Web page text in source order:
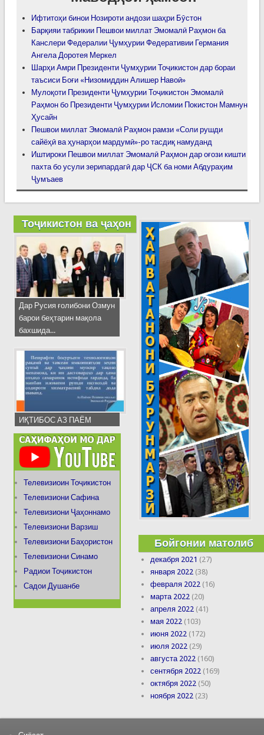
Ифтитоҳи бинои Нозироти андози шаҳри Бӯстон
Барқияи табрикии Пешвои миллат Эмомалӣ Раҳмон ба
Канслери Федералии Ҷумҳурии Федеративии Германия
Ангела Доротея Меркел
Шарҳи Амри Президенти Ҷумҳурии Тоҷикистон дар бораи
таъсиси Боғи «Низомиддин Алишер Навоӣ»
Мулоқоти Президенти Ҷумҳурии Тоҷикистон Эмомалӣ
Раҳмон бо Президенти Ҷумҳурии Исломии Покистон Мамнун
Ҳусайн
Пешвои миллат Эмомалӣ Раҳмон рамзи «Соли рушди
сайёҳӣ ва ҳунарҳои мардумӣ»-ро тасдиқ намуданд
Иштироки Пешвои миллат Эмомалӣ Раҳмон дар оғози кишти
пахта бо усули зерипардагӣ дар ҶСК ба номи Абдураҳим
Ҷумъаев
Тоҷикистон ва ҷаҳон
Дар Русия ғолибони Озмун
барои беҳтарин мақола
бахшида...
ИҚТИБОС АЗ ПАЁМ
Телевизиоин Тоҷикистон
Телевизиони Сафина
Телевизиони Ҷаҳоннамо
Телевизиони Варзиш
Телевизиони Баҳористон
Телевизиони Синамо
Радиои Тоҷикистон
Садои Душанбе
Бойгонии матолиб
декабря 2021 (27)
января 2022 (38)
февраля 2022 (16)
марта 2022 (20)
апреля 2022 (41)
мая 2022 (103)
июня 2022 (172)
июля 2022 (29)
августа 2022 (160)
сентября 2022 (169)
октября 2022 (50)
ноября 2022 (23)